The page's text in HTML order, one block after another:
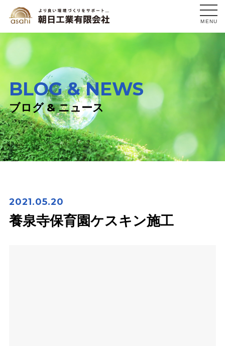
MENU
BLOG & NEWS
ブログ & ニュース
2021.05.20
養泉寺保育園ケスキン施工